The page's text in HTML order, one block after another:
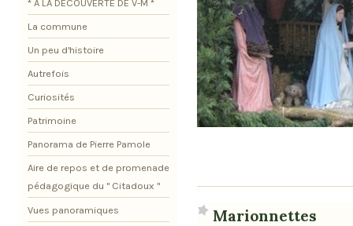
Marionnettes
* A LA DECOUVERTE DE V-M *
La commune
Un peu d'histoire
Autrefois
Curiosités
Patrimoine
Panorama de Pierre Pamole
Aire de repos et de promenade
pédagogique du " Citadoux "
Vues panoramiques